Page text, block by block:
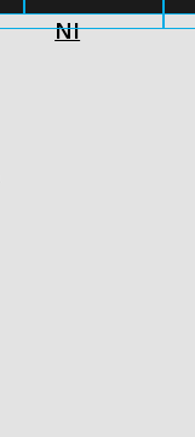
NI